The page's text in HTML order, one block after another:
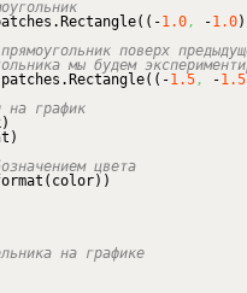
. Rectangle( ( -1.0, -1.0)
поверх
мы будем
patches . Rectangle( ( -1.5, -1.5
на график
)
)
цвета
( color) )
на графике